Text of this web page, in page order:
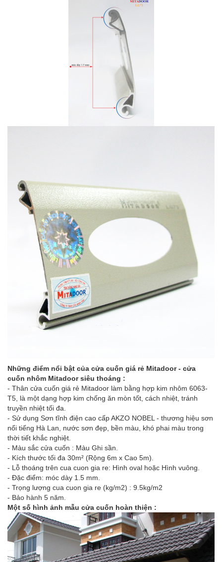
Những điểm nổi bật của cửa cuốn giá rẻ Mitadoor - cửa
cuốn nhôm Mitadoor siêu thoáng :
- Thân cửa cuốn giá rẻ Mitadoor làm bằng hợp kim nhôm 6063-
T5, là một dạng hợp kim chống ăn mòn tốt, cách nhiệt, tránh
truyền nhiệt tối đa.
- Sử dụng Sơn tĩnh điện cao cấp AKZO NOBEL - thương hiệu sơn
nổi tiếng Hà Lan, nước sơn đẹp, bền màu, khó phai màu trong
thời tiết khắc nghiệt.
- Màu sắc cửa cuốn : Màu Ghi sần.
- Kích thước tối đa 30m² (Rộng 6m x Cao 5m).
- Lỗ thoáng trên cua cuon gia re: Hình oval hoặc Hình vuông.
- Đặc điểm: móc dày 1.5 mm.
- Trọng lượng cua cuon gia re (kg/m2) : 9.5kg/m2
- Bảo hành 5 năm.
Một số hình ảnh mẫu cửa cuốn hoàn thiện :